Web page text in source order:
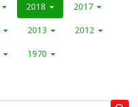
2018 2017
2013 2012
1970